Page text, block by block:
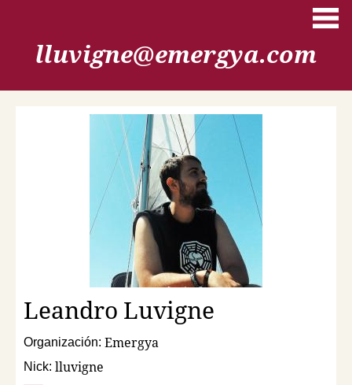
lluvigne@emergya.com
Leandro Luvigne
Organización: Emergya
Nick: lluvigne